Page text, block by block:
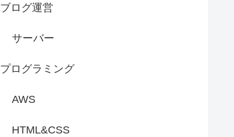
ブログ運営
サーバー
プログラミング
AWS
HTML&CSS